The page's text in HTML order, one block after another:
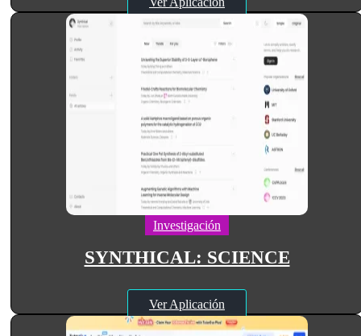
Investigación
SYNTHICAL: SCIENCE
Ver Aplicación